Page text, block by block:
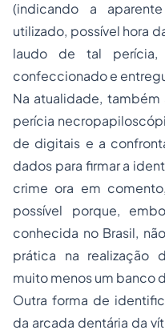
(indicando a
utilizado, possível hora
laudo de tal
confeccionado e
Na atualidade, também
perícia
de digitais e a
dados para firmar a
crime ora em
possível porque,
conhecida no Brasil,
prática na realização
muito menos um banco
Outra forma de
da arcada dentária da